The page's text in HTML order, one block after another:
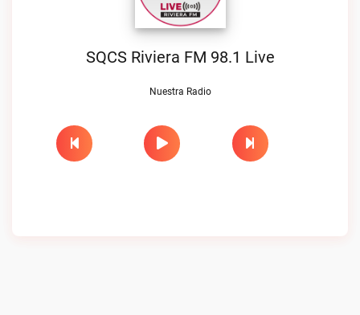
SQCS Riviera FM 98.1 Live
Nuestra Radio